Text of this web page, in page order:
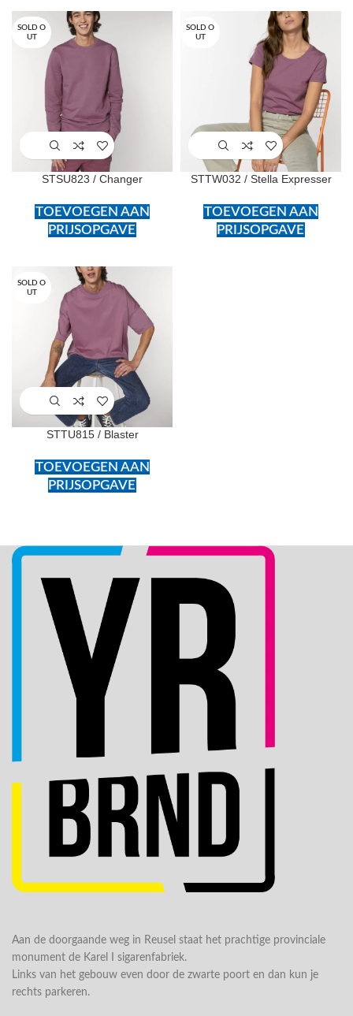
SOLD O
UT
STSU823 / Changer
TOEVOEGEN AAN
PRIJSOPGAVE
SOLD O
UT
STTW032 / Stella Expresser
TOEVOEGEN AAN
PRIJSOPGAVE
SOLD O
UT
STTU815 / Blaster
TOEVOEGEN AAN
PRIJSOPGAVE
Aan de doorgaande weg in Reusel staat het prachtige provinciale
monument de Karel I sigarenfabriek.
Links van het gebouw even door de zwarte poort en dan kun je
rechts parkeren.